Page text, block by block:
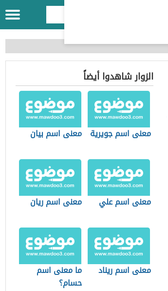
الزوار شاهدوا أيضاً
معنى اسم جويرية معنى اسم بيان
معنى اسم علي معنى اسم ريان
معنى اسم ريناد
ما معنى اسم
حسام؟